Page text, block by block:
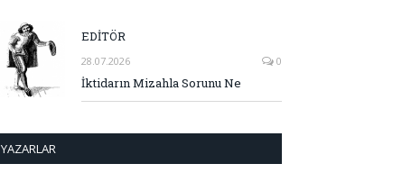
EDİTÖR
28.07.2026 0
İktidarın Mizahla Sorunu Ne
YAZARLAR